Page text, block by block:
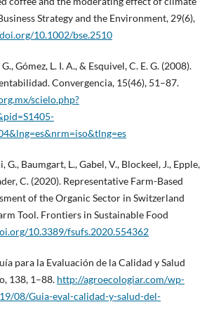
Strategy and the Environment, 29(6),
10.1002/bse.2510
Gómez, L. I. A., & Esquivel, C. E. G. (2008).
Convergencia, 15(46), 51–87.
scielo.php?
G., Baumgart, L., Gabel, V., Blockeel, J., Epple,
C. (2020). Representative Farm-Based
of the Organic Sector in Switzerland
Tool. Frontiers in Sustainable Food
10.3389/fsufs.2020.554362
para la Evaluación de la Calidad y Salud
138, 1–88. http://agroecologiar.com/wp-
08/Guia-eval-calidad-y-salud-del-